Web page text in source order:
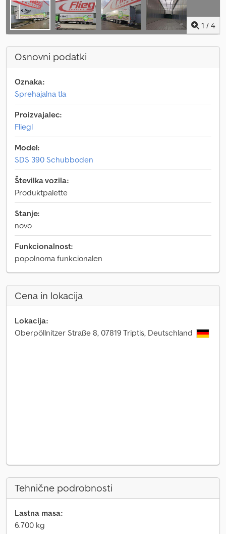
1 / 4
Osnovni podatki
Oznaka:
Sprehajalna tla
Proizvajalec:
Fliegl
Model:
SDS 390 Schubboden
Številka vozila:
Produktpalette
Stanje:
novo
Funkcionalnost:
popolnoma funkcionalen
Cena in lokacija
Lokacija:
Oberpöllnitzer Straße 8, 07819 Triptis, Deutschland
Tehnične podrobnosti
Lastna masa:
6.700 kg